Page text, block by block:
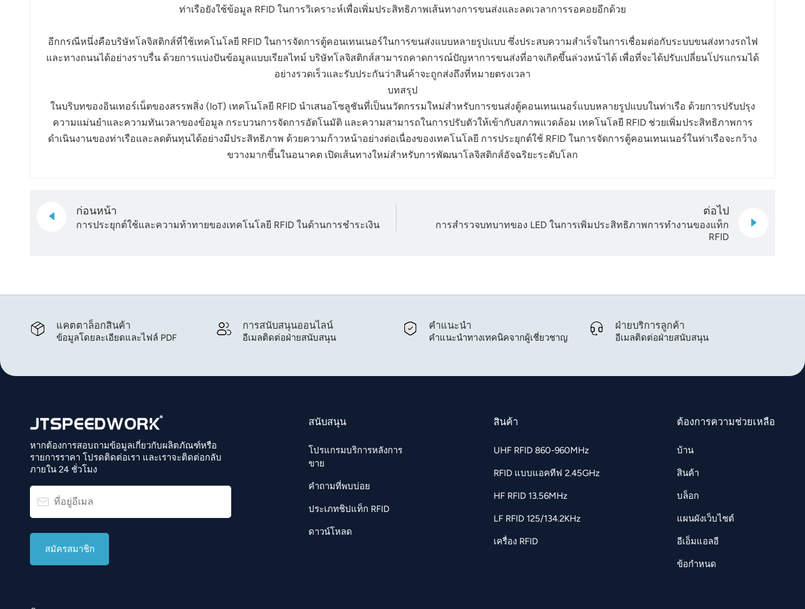
ท่าเรือยังใช้ข้อมูล RFID ในการวิเคราะห์เพื่อเพิ่มประสิทธิภาพเส้นทางการขนส่งและลดเวลาการรอคอยอีกด้วย
อีกกรณีหนึ่งคือบริษัทโลจิสติกส์ที่ใช้เทคโนโลยี RFID ในการจัดการตู้คอนเทนเนอร์ในการขนส่งแบบหลายรูปแบบ ซึ่งประสบความสำเร็จในการเชื่อมต่อกับระบบขนส่งทางรถไฟ
และทางถนนได้อย่างราบรื่น ด้วยการแบ่งปันข้อมูลแบบเรียลไทม์ บริษัทโลจิสติกส์สามารถคาดการณ์ปัญหาการขนส่งที่อาจเกิดขึ้นล่วงหน้าได้ เพื่อที่จะได้ปรับเปลี่ยนโปรแกรมได้
อย่างรวดเร็วและรับประกันว่าสินค้าจะถูกส่งถึงที่หมายตรงเวลา
บทสรุป
ในบริบทของอินเทอร์เน็ตของสรรพสิ่ง (IoT) เทคโนโลยี RFID นำเสนอโซลูชันที่เป็นนวัตกรรมใหม่สำหรับการขนส่งตู้คอนเทนเนอร์แบบหลายรูปแบบในท่าเรือ ด้วยการปรับปรุง
ความแม่นยำและความทันเวลาของข้อมูล กระบวนการจัดการอัตโนมัติ และความสามารถในการปรับตัวให้เข้ากับสภาพแวดล้อม เทคโนโลยี RFID ช่วยเพิ่มประสิทธิภาพการ
ดำเนินงานของท่าเรือและลดต้นทุนได้อย่างมีประสิทธิภาพ ด้วยความก้าวหน้าอย่างต่อเนื่องของเทคโนโลยี การประยุกต์ใช้ RFID ในการจัดการตู้คอนเทนเนอร์ในท่าเรือจะกว้าง
ขวางมากขึ้นในอนาคต เปิดเส้นทางใหม่สำหรับการพัฒนาโลจิสติกส์อัจฉริยะระดับโลก
ก่อนหน้า
การประยุกต์ใช้และความท้าทายของเทคโนโลยี RFID ในด้านการชำระเงิน
ต่อไป
การสำรวจบทบาทของ LED ในการเพิ่มประสิทธิภาพการทำงานของแท็ก
RFID
แคตตาล็อกสินค้า
ข้อมูลโดยละเอียดและไฟล์ PDF
การสนับสนุนออนไลน์
อีเมลติดต่อฝ่ายสนับสนุน
คำแนะนำ
คำแนะนำทางเทคนิคจากผู้เชี่ยวชาญ
ฝ่ายบริการลูกค้า
อีเมลติดต่อฝ่ายสนับสนุน
หากต้องการสอบถามข้อมูลเกี่ยวกับผลิตภัณฑ์หรือ
รายการราคา โปรดติดต่อเรา และเราจะติดต่อกลับ
ภายใน 24 ชั่วโมง
สนับสนุน
โปรแกรมบริการหลังการ
ขาย
คำถามที่พบบ่อย
ประเภทชิปแท็ก RFID
ดาวน์โหลด
สินค้า
UHF RFID 860-960MHz
RFID แบบแอคทีฟ 2.45GHz
HF RFID 13.56MHz
LF RFID 125/134.2KHz
เครื่อง RFID
ต้องการความช่วยเหลือ
บ้าน
สินค้า
บล็อก
แผนผังเว็บไซต์
อีเอ็มแอลอี
ข้อกำหนด